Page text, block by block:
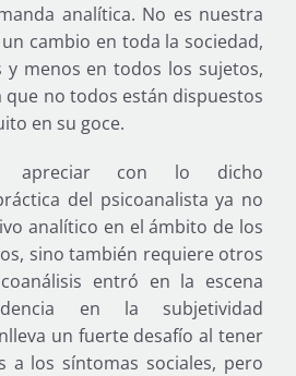
analítica. No es nuestra
cambio en toda la sociedad,
y menos en todos los sujetos,
no todos están dispuestos
en su goce.
apreciar con lo dicho
del psicoanalista ya no
analítico en el ámbito de los
sino también requiere otros
entró en la escena
en la subjetividad
un fuerte desafío al tener
a los síntomas sociales, pero